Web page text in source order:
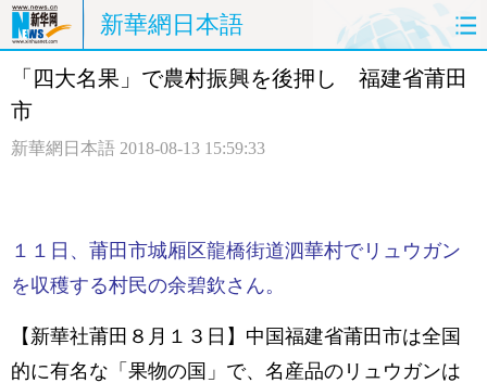
新華網日本語
ホームページ 政治 経済
中日対訳
「四大名果」で農村振興を後押し 福建省莆田
市
新華網日本語 2018-08-13 15:59:33
１１日、莆田市城厢区龍橋街道泗華村でリュウガン
を収穫する村民の余碧欽さん。
【新華社莆田８月１３日】中国福建省莆田市は全国
的に有名な「果物の国」で、名産品のリュウガンは